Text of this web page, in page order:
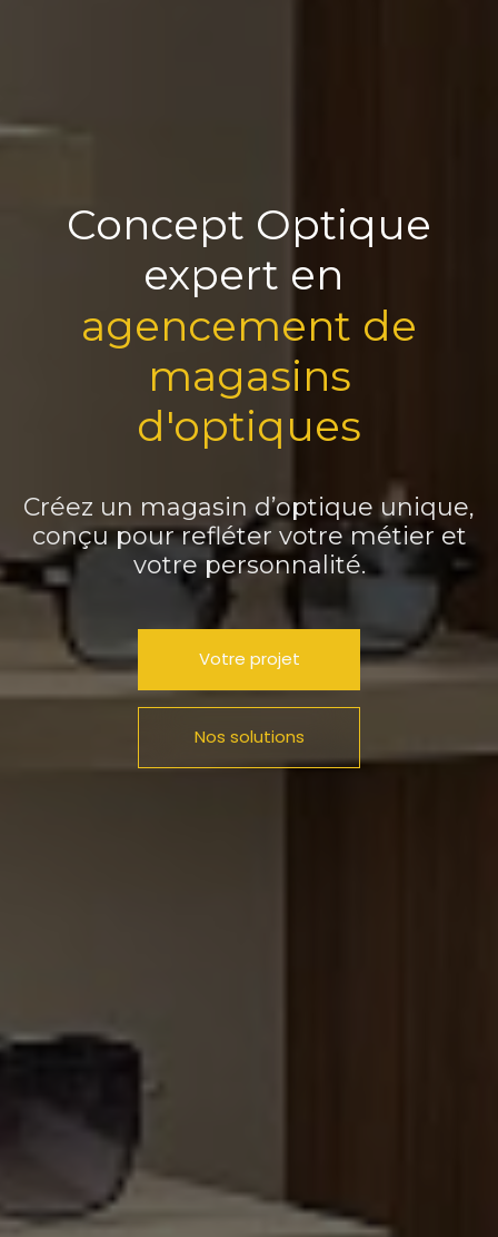
Concept Optique
expert en
agencement de
magasins
d'optiques
Créez un magasin d’optique unique,
conçu pour refléter votre métier et
votre personnalité.
Votre projet
Nos solutions